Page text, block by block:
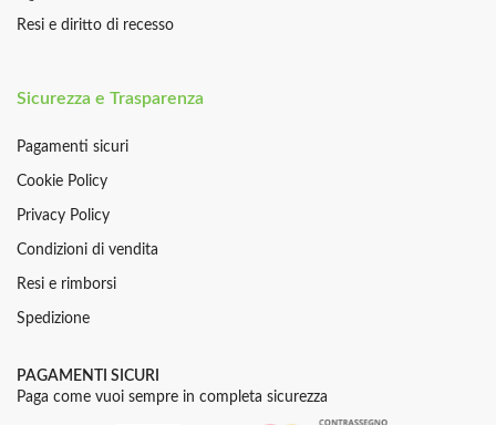
Resi e diritto di recesso
Sicurezza e Trasparenza
Pagamenti sicuri
Cookie Policy
Privacy Policy
Condizioni di vendita
Resi e rimborsi
Spedizione
PAGAMENTI SICURI
Paga come vuoi sempre in completa sicurezza